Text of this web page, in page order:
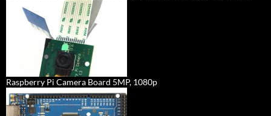
Raspberry Pi Camera Board 5MP, 1080p